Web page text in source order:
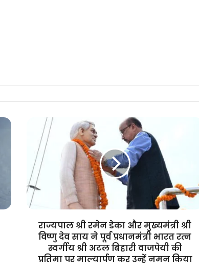
राज्यपाल
डेका
और
मुख्यमंत्री
श्री
विष्णु
देव
प्रधानमंत्री
राज्यपाल श्री रमेन डेका और मुख्यमंत्री श्री
विष्णु देव साय ने पूर्व प्रधानमंत्री भारत रत्न
स्वर्गीय श्री अटल बिहारी वाजपेयी की
प्रतिमा पर माल्यार्पण कर उन्हें नमन किया